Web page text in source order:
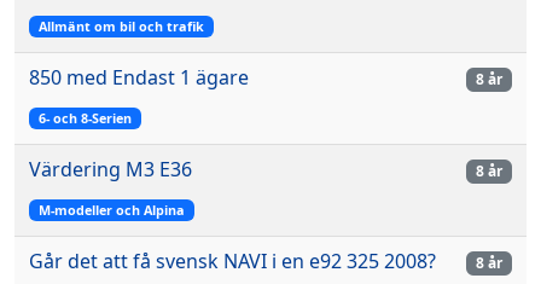
Allmänt om bil och trafik
850 med Endast 1 ägare
6- och 8-Serien
8 år
Värdering M3 E36
M-modeller och Alpina
8 år
Går det att få svensk NAVI i en e92 325 2008? 8 år